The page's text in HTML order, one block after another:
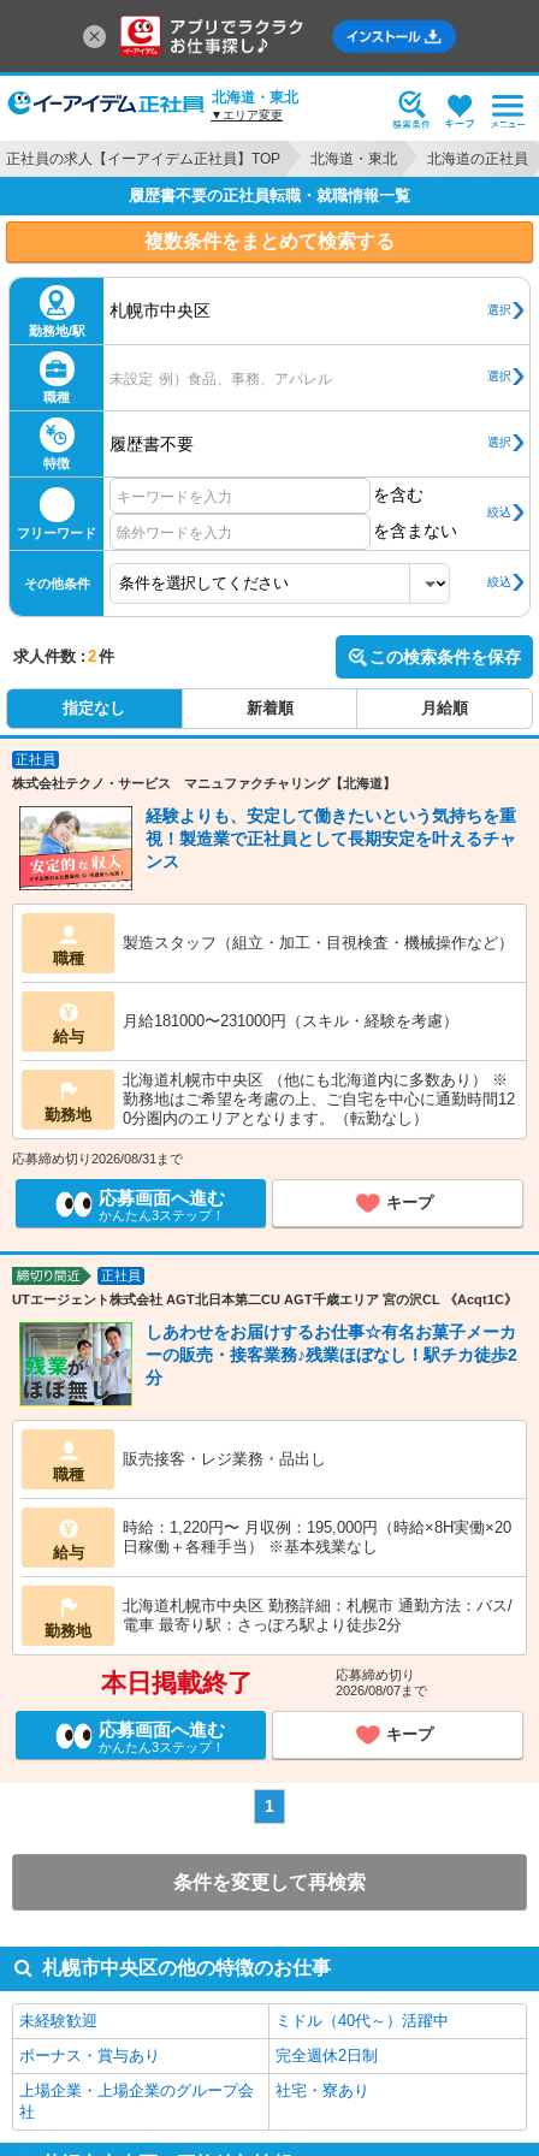
北海道・東北
▼エリア変更
正社員の求人【イーアイデム正社員】TOP 北海道・東北 北海道の正社員
履歴書不要の正社員転職・就職情報一覧
複数条件をまとめて検索する
勤務地/駅
札幌市中央区 選択
職種
未設定 例）食品、事務、アパレル 選択
特徴
履歴書不要 選択
フリーワード
を含む
を含まない
絞込
その他条件 絞込
求人件数 : 2件 この検索条件を保存
指定なし 新着順 月給順
正社員
株式会社テクノ・サービス マニュファクチャリング【北海道】
経験よりも、安定して働きたいという気持ちを重
視！製造業で正社員として長期安定を叶えるチャ
ンス
職種
製造スタッフ（組立・加工・目視検査・機械操作など）
給与
月給181000〜231000円（スキル・経験を考慮）
勤務地
北海道札幌市中央区 （他にも北海道内に多数あり） ※
勤務地はご希望を考慮の上、ご自宅を中心に通勤時間12
0分圏内のエリアとなります。（転勤なし）
応募締め切り2026/08/31まで
応募画面へ進む
かんたん3ステップ！
キープ
締切り間近
正社員
UTエージェント株式会社 AGT北日本第二CU AGT千歳エリア 宮の沢CL 《Acqt1C》
しあわせをお届けするお仕事☆有名お菓子メーカ
ーの販売・接客業務♪残業ほぼなし！駅チカ徒歩2
分
職種
販売接客・レジ業務・品出し
給与
時給：1,220円〜 月収例：195,000円（時給×8H実働×20
日稼働＋各種手当） ※基本残業なし
勤務地
北海道札幌市中央区 勤務詳細：札幌市 通勤方法：バス/
電車 最寄り駅：さっぽろ駅より徒歩2分
本日掲載終了
応募締め切り
2026/08/07まで
応募画面へ進む
かんたん3ステップ！
キープ
1
条件を変更して再検索
札幌市中央区の他の特徴のお仕事
未経験歓迎
ミドル（40代～）活躍中
ボーナス・賞与あり
完全週休2日制
上場企業・上場企業のグループ会
社
社宅・寮あり